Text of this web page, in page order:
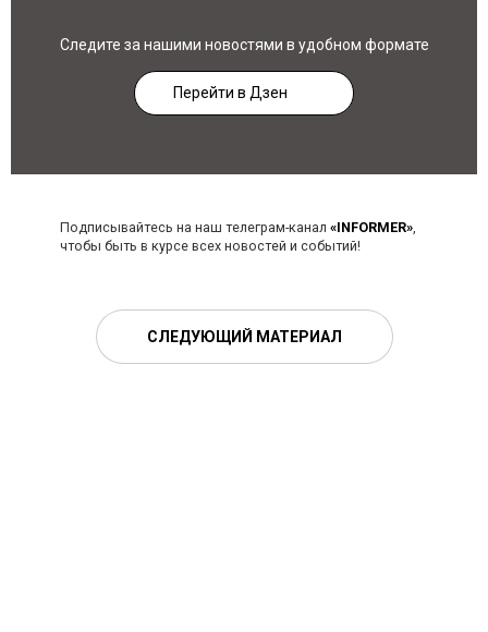
Следите за нашими новостями в удобном формате
Перейти в Дзен
Подписывайтесь на наш телеграм-канал «INFORMER»,
чтобы быть в курсе всех новостей и событий!
СЛЕДУЮЩИЙ МАТЕРИАЛ